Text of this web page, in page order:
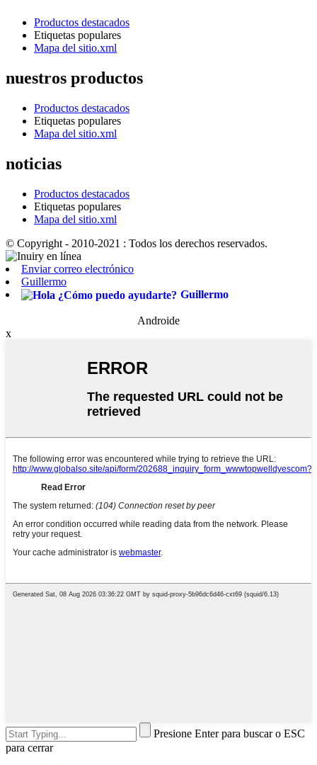
Productos destacados
Etiquetas populares
Mapa del sitio.xml
nuestros productos
Productos destacados
Etiquetas populares
Mapa del sitio.xml
noticias
Productos destacados
Etiquetas populares
Mapa del sitio.xml
© Copyright - 2010-2021 : Todos los derechos reservados.
Enviar correo electrónico
Guillermo
Guillermo
Androide
x
Presione Enter para buscar o ESC
para cerrar